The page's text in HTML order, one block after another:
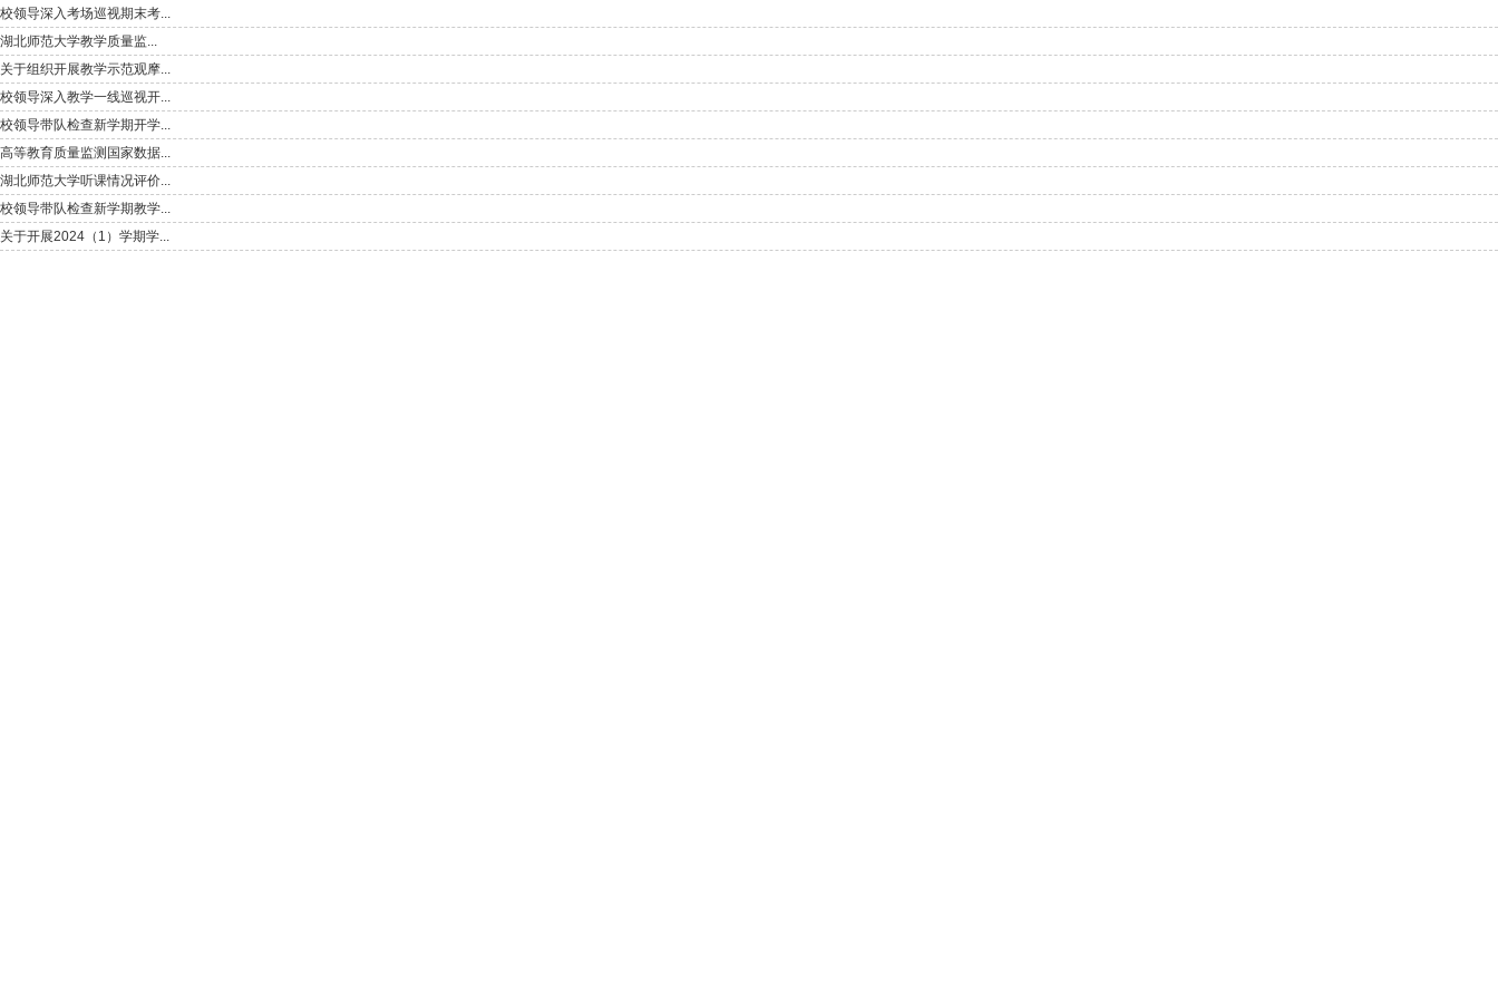
校领导深入考场巡视期末考...
​湖北师范大学教学质量监...
关于组织开展教学示范观摩...
校领导深入教学一线巡视开...
校领导带队检查新学期开学...
高等教育质量监测国家数据...
湖北师范大学听课情况评价...
校领导带队检查新学期教学...
关于开展2024（1）学期学...